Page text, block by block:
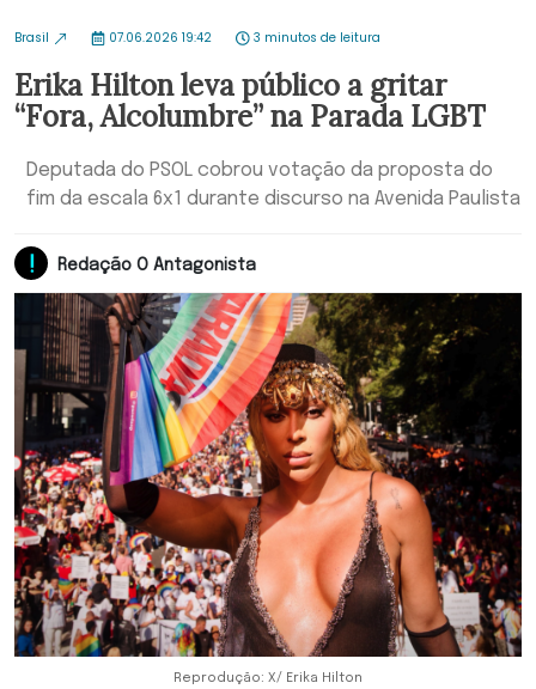
Brasil 07.06.2026 19:42 3 minutos de leitura
Erika Hilton leva público a gritar
“Fora, Alcolumbre” na Parada LGBT
Deputada do PSOL cobrou votação da proposta do
fim da escala 6x1 durante discurso na Avenida Paulista
Redação O Antagonista
Reprodução: X/ Erika Hilton